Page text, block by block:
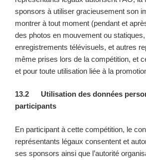
sponsors à utiliser gracieusement son
montrer à tout moment (pendant et
des photos en mouvement ou
enregistrements télévisuels, et autres
même prises lors de la compétition, et
et pour toute utilisation liée à la
13.2 Utilisation des données
participants
En participant à cette compétition, le
représentants légaux consentent et
ses sponsors ainsi que l’autorité